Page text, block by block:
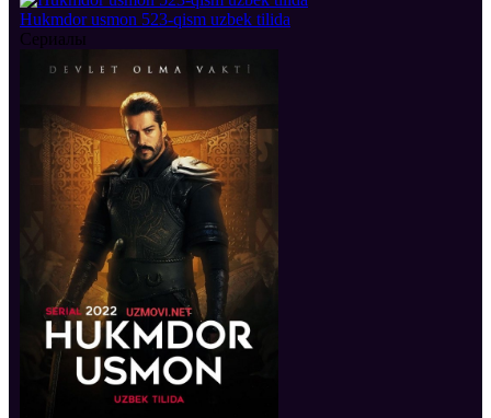
Hukmdor usmon 523-qism uzbek tilida
Сериалы